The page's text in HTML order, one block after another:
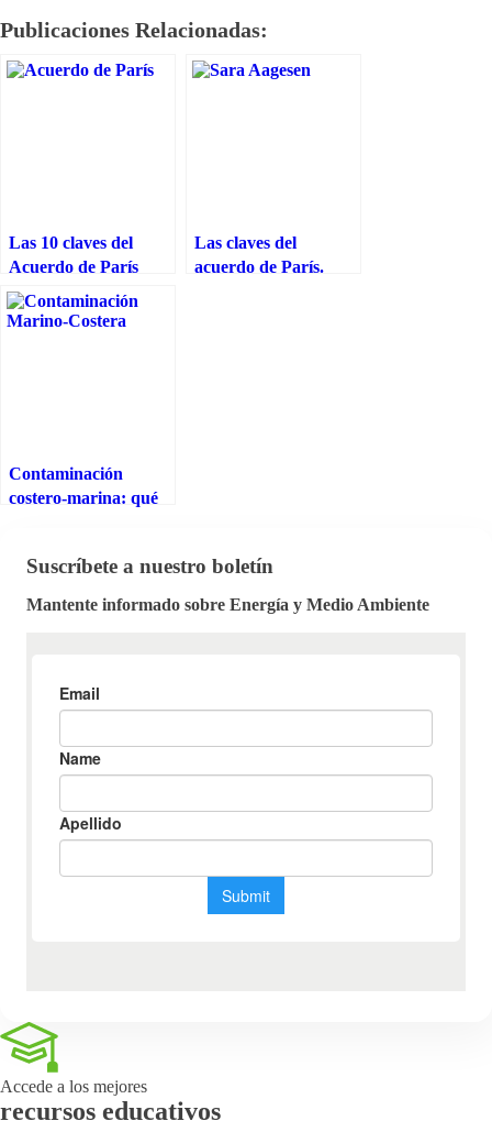
Publicaciones Relacionadas:
Las 10 claves del
Acuerdo de París
Las claves del
acuerdo de París.
Contaminación
costero-marina: qué
Suscríbete a nuestro boletín
Mantente informado sobre Energía y Medio Ambiente
Accede a los mejores
recursos educativos